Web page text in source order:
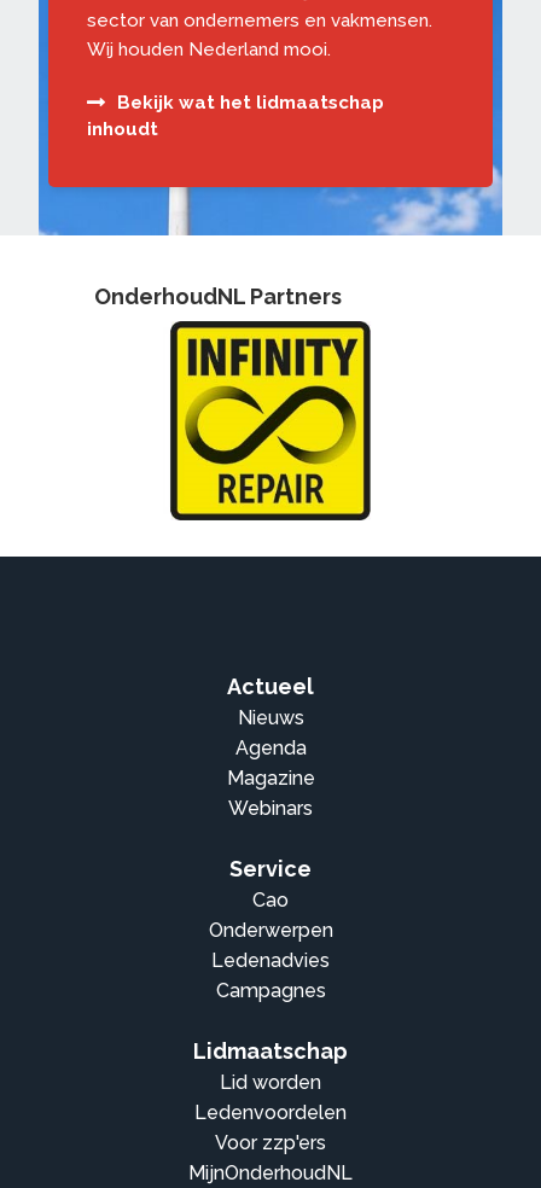
sector van ondernemers en vakmensen.
Wij houden Nederland mooi.
Bekijk wat het lidmaatschap
inhoudt
OnderhoudNL Partners
Actueel
Nieuws
Agenda
Magazine
Webinars
Service
Cao
Onderwerpen
Ledenadvies
Campagnes
Lidmaatschap
Lid worden
Ledenvoordelen
Voor zzp'ers
MijnOnderhoudNL